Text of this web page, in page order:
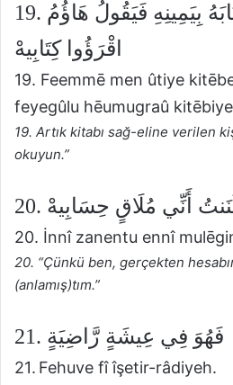
19. فَأَمَّا مَنْ أُوتِيَ كِتَابَهُ بِيَمِينِهِ فَيَقُولُ هَاؤُمُ
اقْرَؤُوا كِتَابِيهْ
19. Feemmē men ûtiye
feyegûlu hēumugraû
19. Artık kitabı sağ-eline verilen
okuyun.”
ظَنَنتُ أَنِّي مُلَاقٍ حِسَابِيهْ
20. İnnî zanentu ennî
20. “Çünkü ben, gerçekten
(anlamış)tım.”
21. فَهُوَ فِي عِيشَةٍ رَّاضِيَةٍ
21. Fehuve fî îşetir-râdiyeh.